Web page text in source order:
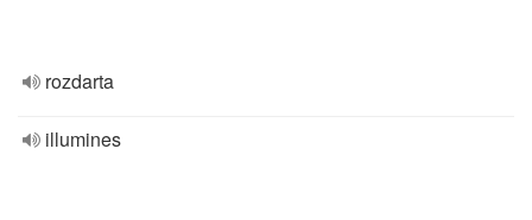
rozdarta
illumines